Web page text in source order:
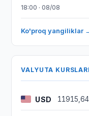
18:00 · 08/08
Ko'proq yangiliklar
VALYUTA
USD